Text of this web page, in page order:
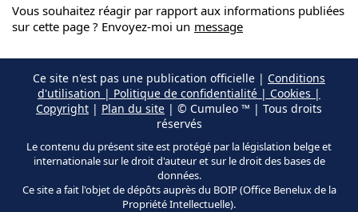
Vous souhaitez réagir par rapport aux informations publiées
sur cette page ? Envoyez-moi un message
Ce site n'est pas une publication officielle | Conditions
d'utilisation | Politique de confidentialité | Cookies |
Copyright | Plan du site | © Cumuleo ™ | Tous droits
réservés
Le contenu du présent site est protégé par la législation belge et
internationale sur le droit d'auteur et sur le droit des bases de
données.
Ce site a fait l'objet de dépôts auprès du BOIP (Office Benelux de la
Propriété Intellectuelle).